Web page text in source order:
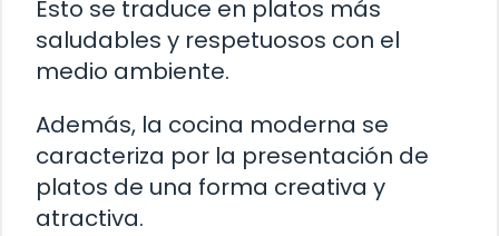
Esto se traduce en platos más
saludables y respetuosos con el
medio ambiente.
Además, la cocina moderna se
caracteriza por la presentación de
platos de una forma creativa y
atractiva.